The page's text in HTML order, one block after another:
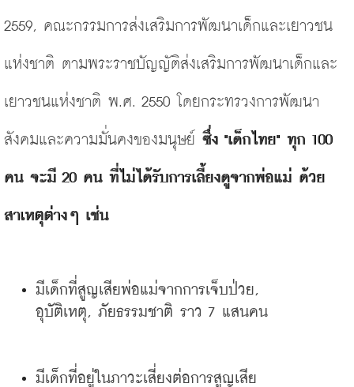
2559, คณะกรรมการส่งเสริมการพัฒนาเด็กและเยาวชน
แห่งชาติ ตามพระราชบัญญัติส่งเสริมการพัฒนาเด็กและ
เยาวชนแห่งชาติ พ.ศ. 2550 โดยกระทรวงการพัฒนา
สังคมและความมั่นคงของมนุษย์ ซึ่ง "เด็กไทย" ทุก 100
คน จะมี 20 คน ที่ไม่ได้รับการเลี้ยงดูจากพ่อแม่ ด้วย
สาเหตุต่างๆ เช่น
มีเด็กที่สูญเสียพ่อแม่จากการเจ็บป่วย
อุบัติเหตุ, ภัยธรรมชาติ ราว 7 แสนคน
มีเด็กที่อยู่ในภาวะเสี่ยงต่อการสูญเสีย